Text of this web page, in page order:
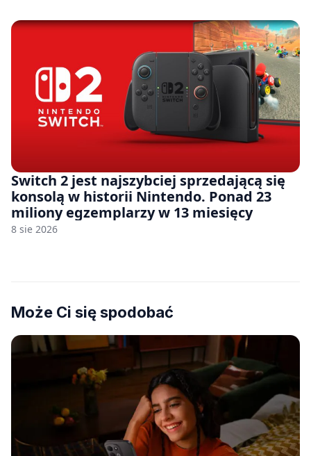
Switch 2 jest najszybciej sprzedającą się
konsolą w historii Nintendo. Ponad 23
miliony egzemplarzy w 13 miesięcy
8 sie 2026
Może Ci się spodobać